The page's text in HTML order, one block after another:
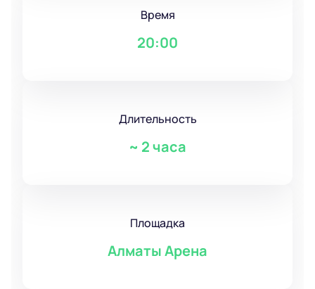
Время
20:00
Длительность
~ 2 часа
Площадка
Алматы Арена